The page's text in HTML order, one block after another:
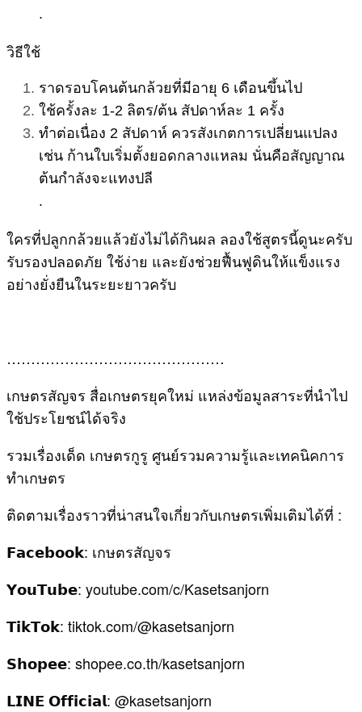
.
วิธีใช้
ราดรอบโคนต้นกล้วยที่มีอายุ 6 เดือนขึ้นไป
ใช้ครั้งละ 1-2 ลิตร/ต้น สัปดาห์ละ 1 ครั้ง
ทำต่อเนื่อง 2 สัปดาห์ ควรสังเกตการเปลี่ยนแปลง
เช่น ก้านใบเริ่มตั้งยอดกลางแหลม นั่นคือสัญญาณ
ต้นกำลังจะแทงปลี
.
ใครที่ปลูกกล้วยแล้วยังไม่ได้กินผล ลองใช้สูตรนี้ดูนะครับ
รับรองปลอดภัย ใช้ง่าย และยังช่วยฟื้นฟูดินให้แข็งแรง
อย่างยั่งยืนในระยะยาวครับ
………………………………………
เกษตรสัญจร สื่อเกษตรยุคใหม่ แหล่งข้อมูลสาระที่นำไป
ใช้ประโยชน์ได้จริง
รวมเรื่องเด็ด เกษตรกูรู ศูนย์รวมความรู้และเทคนิคการ
ทำเกษตร
ติดตามเรื่องราวที่น่าสนใจเกี่ยวกับเกษตรเพิ่มเติมได้ที่ :
𝗙𝗮𝗰𝗲𝗯𝗼𝗼𝗸: เกษตรสัญจร
𝗬𝗼𝘂𝗧𝘂𝗯𝗲: youtube.com/c/Kasetsanjorn
𝗧𝗶𝗸𝗧𝗼𝗸: tiktok.com/@kasetsanjorn
𝗦𝗵𝗼𝗽𝗲𝗲: shopee.co.th/kasetsanjorn
𝗟𝗜𝗡𝗘 𝗢𝗳𝗳𝗶𝗰𝗶𝗮𝗹: @kasetsanjorn